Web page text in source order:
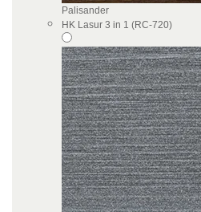
Palisander
HK Lasur 3 in 1 (RC-720)